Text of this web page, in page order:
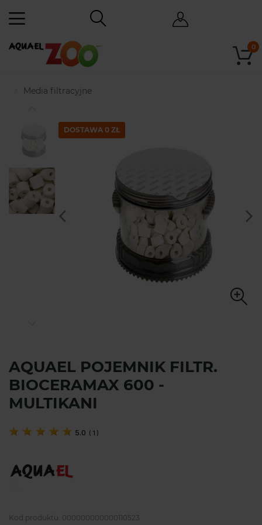
0
Media filtracyjne
DOSTAWA 0 ZŁ
AQUAEL POJEMNIK FILTR.
BIOCERAMAX 600 -
MULTIKANI
5.0 ( 1 )
Kod produktu: 000000000000110523